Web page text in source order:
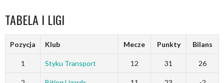
TABELA I LIGI
Pozycja Klub Mecze Punkty Bilans
1 Styku Transport 12 31 26